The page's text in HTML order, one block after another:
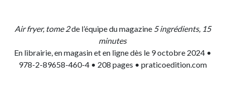
Air fryer, tome 2de l’équipe du magazine 5 ingrédients, 15
minutes
En librairie, en magasin et en ligne dès le 9 octobre 2024 •
978-2-89658-460-4 • 208 pages • praticoedition.com